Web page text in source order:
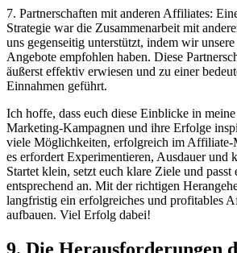
7. Partnerschaften mit anderen Affiliates:
Strategie war die Zusammenarbeit mit
uns gegenseitig unterstützt, indem wir
Angebote empfohlen haben. Diese
äußerst effektiv erwiesen und zu einer
Einnahmen geführt.
Ich hoffe, dass euch diese Einblicke in
Marketing-Kampagnen und ihre Erfolge
viele Möglichkeiten, erfolgreich im Affiliate-
es erfordert Experimentieren, Ausdauer und
Startet klein, setzt euch klare Ziele und passt
entsprechend an. Mit der richtigen
langfristig ein erfolgreiches und profitables
aufbauen. Viel Erfolg dabei!